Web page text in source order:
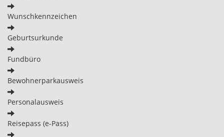
Wunschkennzeichen
Geburtsurkunde
Fundbüro
Bewohnerparkausweis
Personalausweis
Reisepass (e-Pass)